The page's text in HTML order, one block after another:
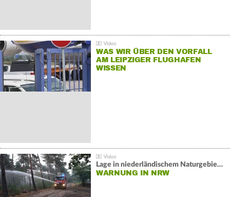
WAS WIR ÜBER DEN VORFALL
AM LEIPZIGER FLUGHAFEN
WISSEN
Lage in niederländischem Naturgebiet stabil
WARNUNG IN NRW